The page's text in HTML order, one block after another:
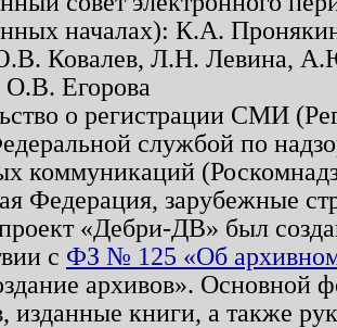
началах): К.А.
Ковалев, Л.Н. Левина,
Егорова
о регистрации СМИ
службой по
коммуникаций
Федерация, зарубежные
«Дебри-ДВ» был
с ФЗ № 125 «Об
архивов». Основной
изданные книги, а также